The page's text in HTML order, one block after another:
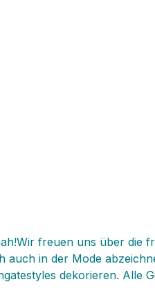
freuen uns über die
auch in der Mode
dekorieren. Alle